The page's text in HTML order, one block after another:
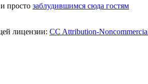
просто заблудившимся сюда гостям
лицензии: CC Attribution-